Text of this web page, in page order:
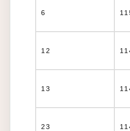
6
12
13
23